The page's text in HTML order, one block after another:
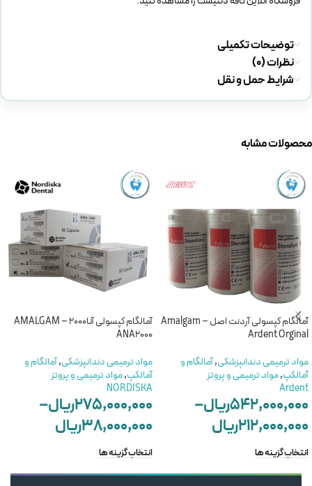
توضیحات تکمیلی
نظرات (0)
شرایط حمل و نقل
محصولات مشابه
آمالگام کپسولی آردنت اصل – Amalgam
Ardent Orginal
مواد ترمیمی دندانپزشکی,آمالگام و
آمالکپ,مواد ترمیمی و پروتز
Ardent
۵۴۲,۰۰۰,۰۰۰ریال–
۲۱۲,۰۰۰,۰۰۰ریال
انتخاب گزینه ها
آمالگام کپسولی آنا2000 – AMALGAM
ANA2000
مواد ترمیمی دندانپزشکی,آمالگام و
آمالکپ,مواد ترمیمی و پروتز
NORDISKA
۲۷۵,۰۰۰,۰۰۰ریال–
۳۸,۰۰۰,۰۰۰ریال
انتخاب گزینه ها